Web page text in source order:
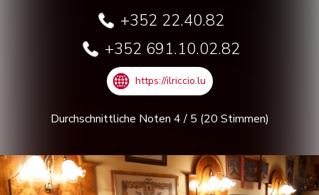
+352 22.40.82
+352 691.10.02.82
https://ilriccio.lu
Durchschnittliche Noten 4/ 5 (20 Stimmen)